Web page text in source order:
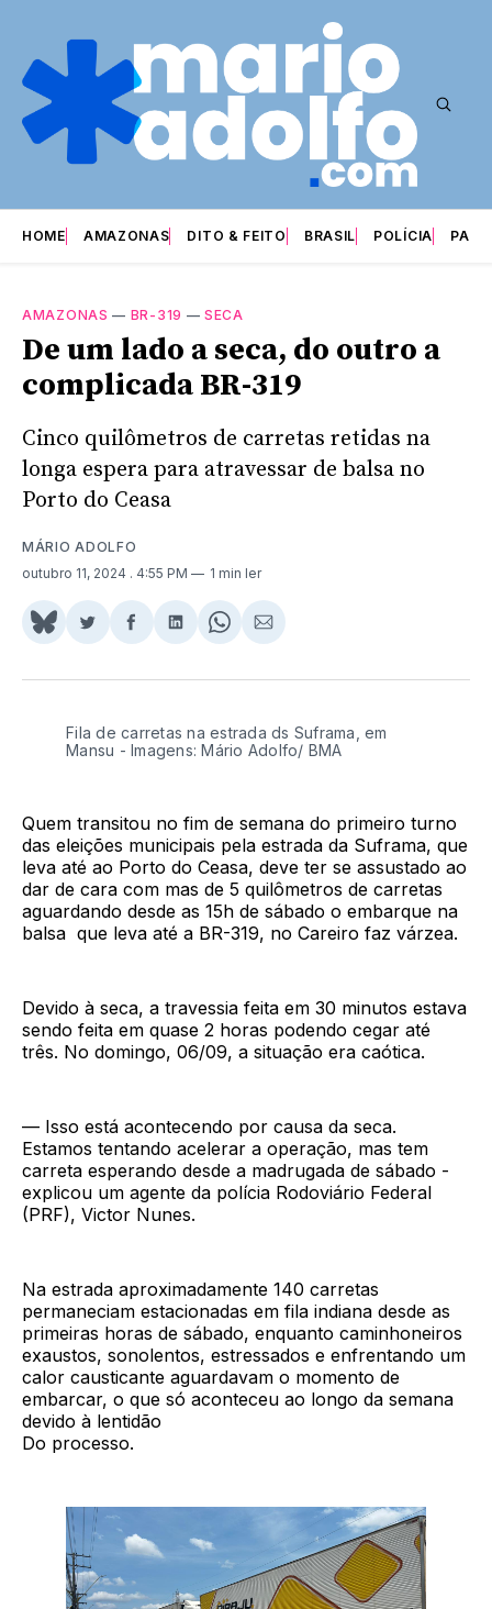
HOME AMAZONAS DITO & FEITO BRASIL POLÍCIA
AMAZONAS — BR-319 —SECA
De um lado a seca, do outro a
complicada BR-319
Cinco quilômetros de carretas retidas na
longa espera para atravessar de balsa no
Porto do Ceasa
MÁRIO ADOLFO
outubro 11, 2024 . 4:55 PM 1 min ler
Share
BlueSky
Compartilhar
Twitter
Compartilhar
Facebook
Compartilhar
LinkedIn
Share
WhatsApp
Compartilhar
Email
Fila de carretas na estrada ds Suframa, em
Mansu - Imagens: Mário Adolfo/ BMA
Quem transitou no fim de semana do primeiro turno
das eleições municipais pela estrada da Suframa, que
leva até ao Porto do Ceasa, deve ter se assustado ao
dar de cara com mas de 5 quilômetros de carretas
aguardando desde as 15h de sábado o embarque na
balsa que leva até a BR-319, no Careiro faz várzea.
Devido à seca, a travessia feita em 30 minutos estava
sendo feita em quase 2 horas podendo cegar até
três. No domingo, 06/09, a situação era caótica.
— Isso está acontecendo por causa da seca.
Estamos tentando acelerar a operação, mas tem
carreta esperando desde a madrugada de sábado -
explicou um agente da polícia Rodoviário Federal
(PRF), Victor Nunes.
Na estrada aproximadamente 140 carretas
permaneciam estacionadas em fila indiana desde as
primeiras horas de sábado, enquanto caminhoneiros
exaustos, sonolentos, estressados e enfrentando um
calor causticante aguardavam o momento de
embarcar, o que só aconteceu ao longo da semana
devido à lentidão
Do processo.